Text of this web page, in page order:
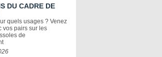
DU CADRE DE
quels usages ? Venez
vos pairs sur les
de